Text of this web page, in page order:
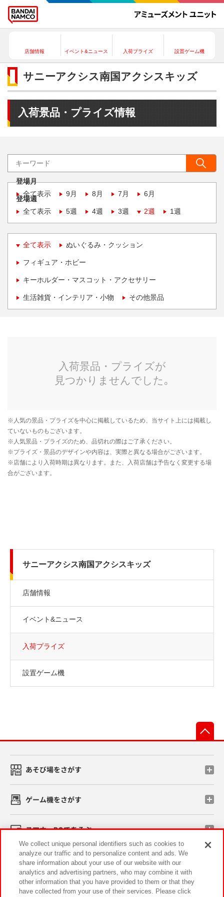
店舗情報 イベント&ニュース 入荷プライズ 設置ゲーム機
サニーアクシス南国アクシスキッズ
入荷景品・プライズ情報
登場月
全て表示
9月 8月 7月 6月
登場週
全て表示
5週 4週 3週 2週 1週
全て表示 ぬいぐるみ・クッション
フィギュア・ホビー
キーホルダー・マスコット・アクセサリー
生活雑貨・インテリア・小物 その他景品
サニーアクシス南国アクシスキッズ
店舗情報
イベント&ニュース
入荷プライズ
設置ゲーム機
あそび場をさがす
ゲーム機をさがす
スマホ・PCであそぶ
イベント・キャンペーン
We collect unique personal identifiers such as cookies to
analyze our traffic and to personalize content and ads. We
share information about your use of our website with our
analytics and advertising partners, who may combine it with
other information that you have provided to them or that they
have collected from your use of their services. Please click